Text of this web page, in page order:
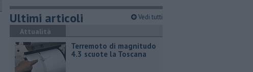
Ultimi articoli Vedi tutti
Attualità
Terremoto di magnitudo
4.3 scuote la Toscana